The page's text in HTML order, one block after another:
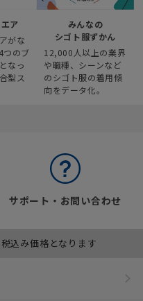
ア
がな
つのブ
なっ
型ス
みんなの
シゴト服ずかん
12,000人以上の業界
や職種、シーンなど
のシゴト服の着用傾
向をデータ化。
サポート・お問い合わせ
込み価格となります